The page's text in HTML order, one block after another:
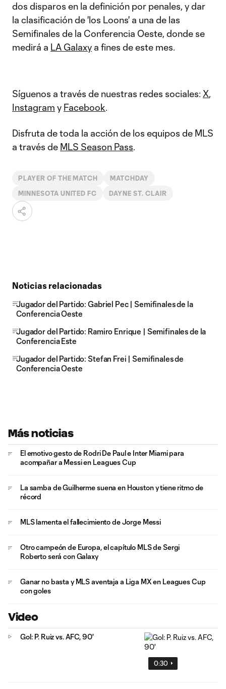
dos disparos en la definición por penales, y dar
la clasificación de 'los Loons' a una de las
Semifinales de la Conferencia Oeste, donde se
medirá a LA Galaxy a fines de este mes.
Síguenos a través de nuestras redes sociales: X,
Instagram y Facebook.
Disfruta de toda la acción de los equipos de MLS
a través de MLS Season Pass.
PLAYER OF THE MATCH MATCHDAY
MINNESOTA UNITED FC DAYNE ST. CLAIR
Noticias relacionadas
Jugador del Partido: Gabriel Pec | Semifinales de la
Conferencia Oeste
Jugador del Partido: Ramiro Enrique | Semifinales de la
Conferencia Este
Jugador del Partido: Stefan Frei | Semifinales de
Conferencia Oeste
Más noticias
El emotivo gesto de Rodri De Paul e Inter Miami para
acompañar a Messi en Leagues Cup
La samba de Guilherme suena en Houston y tiene ritmo de
récord
MLS lamenta el fallecimiento de Jorge Messi
Otro campeón de Europa, el capítulo MLS de Sergi
Roberto será con Galaxy
Ganar no basta y MLS aventaja a Liga MX en Leagues Cup
con goles
Video
0:30
Gol: P. Ruiz vs. AFC, 90'